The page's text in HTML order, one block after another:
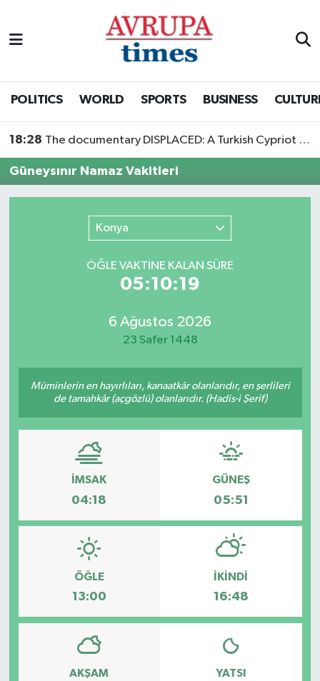
POLITICS WORLD SPORTS BUSINESS
18:28 The documentary DISPLACED: A Turkish Cypriot Story is now available to watch
Güneysınır Namaz Vakitleri
Konya
ÖĞLE VAKTİNE KALAN SÜRE
05:10:19
6 Ağustos 2026
23 Safer 1448
Müminlerin en hayırlıları, kanaatkâr olanlarıdır, en şerlileri
de tamahkâr (açgözlü) olanlarıdır. (Hadis-i Şerif)
İMSAK
04:18
GÜNEŞ
05:51
ÖĞLE
13:00
İKINDI
16:48
AKŞAM YATSI
Nöbetçi Eczaneler
Süper Lig Puan Durumu ve Fikstür
Tüm Manşetler
Son Dakika Haberleri